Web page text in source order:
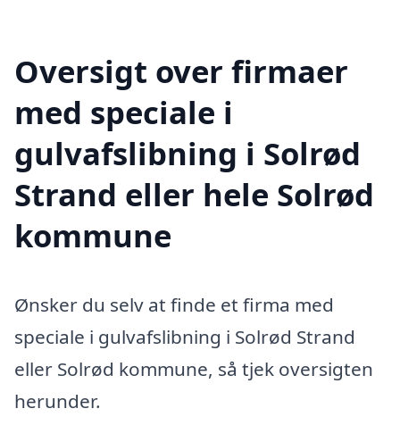
Oversigt over firmaer
med speciale i
gulvafslibning i Solrød
Strand eller hele Solrød
kommune
Ønsker du selv at finde et firma med
speciale i gulvafslibning i Solrød Strand
eller Solrød kommune, så tjek oversigten
herunder.